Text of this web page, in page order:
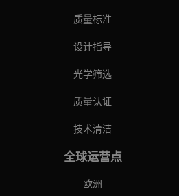
质量标准
设计指导
光学筛选
质量认证
技术清洁
全球运营点
欧洲